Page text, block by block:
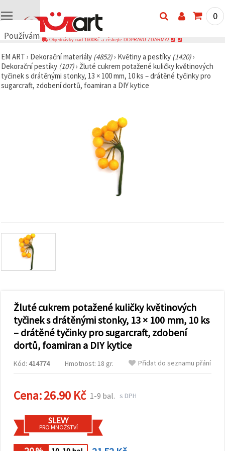
Používáme
🍪
Používáme
cookies a
podobné
relevantnější
reklamu, a
pomocí
partnerů
Můžete
souhlasit s
použitím
cookies
kliknutím
"Přijmout
preference v
daného
typu
cookies a
kliknutím
0
Objednávky nad 1600Kč a získejte DOPRAVU ZDARMA!
EM ART › Dekorační materiály (4852)› Květiny a pestíky (1420)›
Dekorační pestíky (107)› Žluté cukrem potažené kuličky květinových
tyčinek s drátěnými stonky, 13 × 100 mm, 10 ks – drátěné tyčinky pro
sugarcraft, zdobení dortů, foamiran a DIY kytice
Žluté cukrem potažené kuličky květinových
tyčinek s drátěnými stonky, 13 × 100 mm, 10 ks
– drátěné tyčinky pro sugarcraft, zdobení
dortů, foamiran a DIY kytice
Kód: 414774 Hmotnost: 18 gr. Přidat do seznamu přání
Cena:26.90 Kč 1-9 bal. s DPH
SLEVY
PRO MNOŽSTVÍ